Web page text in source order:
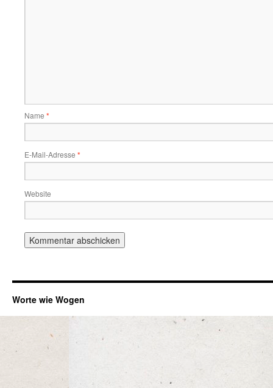
Name *
E-Mail-Adresse *
Website
Worte wie Wogen